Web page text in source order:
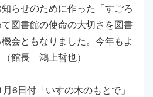
らせのために作った「すごろ
図書館の使命の大切さを図書
会ともなりました。今年もよ
館長 鴻上哲也）
6日付「いすの木のもとで」